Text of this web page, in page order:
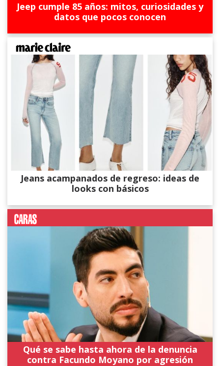
Jeep cumple 85 años: mitos, curiosidades y
datos que pocos conocen
Jeans acampanados de regreso: ideas de
looks con básicos
Qué se sabe hasta ahora de la denuncia
contra Facundo Moyano por agresión